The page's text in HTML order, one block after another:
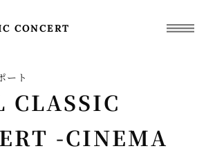
CONCERT
ート
CLASSIC
-CINEMA